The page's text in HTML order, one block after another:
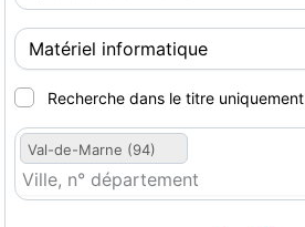
Recherche dans le titre uniquement
Val-de-Marne (94)